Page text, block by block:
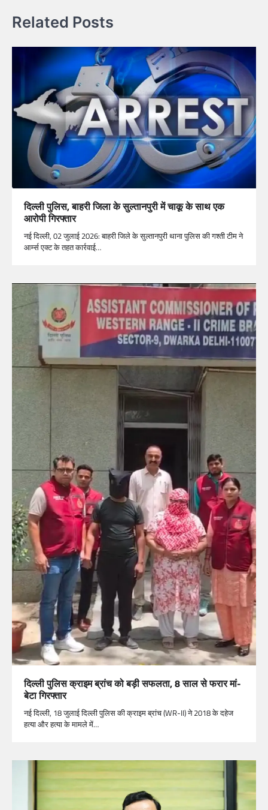
Related Posts
दिल्ली पुलिस, बाहरी जिला के सुल्तानपुरी में चाकू के साथ एक
आरोपी गिरफ्तार
नई दिल्ली, 02 जुलाई 2026: बाहरी जिले के सुल्तानपुरी थाना पुलिस की गश्ती टीम ने
आर्म्स एक्ट के तहत कार्रवाई…
दिल्ली पुलिस क्राइम ब्रांच को बड़ी सफलता, 8 साल से फरार मां-
बेटा गिरफ्तार
नई दिल्ली, 18 जुलाई दिल्ली पुलिस की क्राइम ब्रांच (WR-II) ने 2018 के दहेज
हत्या और हत्या के मामले में…